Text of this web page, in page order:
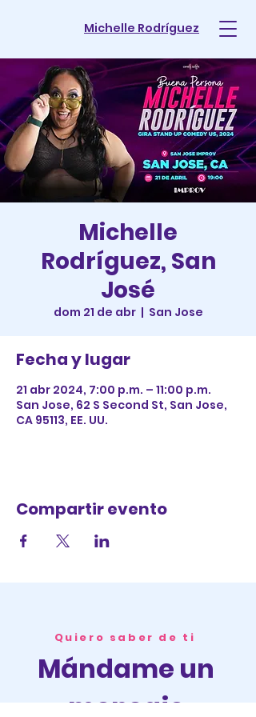
Michelle Rodríguez
Michelle
Rodríguez, San
José
dom 21 de abr
  |
San Jose
Fecha y lugar
21 abr 2024, 7:00 p.m. – 11:00 p.m.
San Jose, 62 S Second St, San Jose,
CA 95113, EE. UU.
Compartir evento
Quiero saber de ti
Mándame un
mensaje